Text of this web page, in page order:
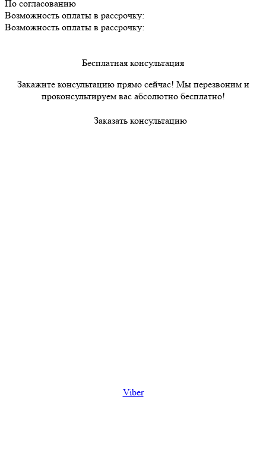
По согласованию
Возможность оплаты в рассрочку:
Возможность оплаты в рассрочку:
Бесплатная консультация
Закажите консультацию прямо сейчас! Мы перезвоним и
проконсультируем вас абсолютно бесплатно!
Заказать консультацию
Viber